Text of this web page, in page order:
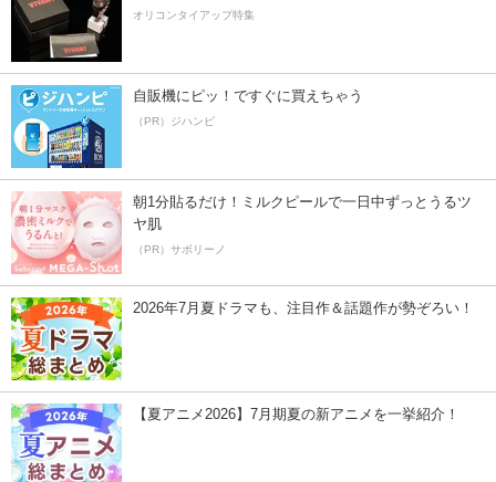
オリコンタイアップ特集
自販機にピッ！ですぐに買えちゃう
（PR）ジハンピ
朝1分貼るだけ！ミルクピールで一日中ずっとうるツ
ヤ肌
（PR）サボリーノ
2026年7月夏ドラマも、注目作＆話題作が勢ぞろい！
【夏アニメ2026】7月期夏の新アニメを一挙紹介！